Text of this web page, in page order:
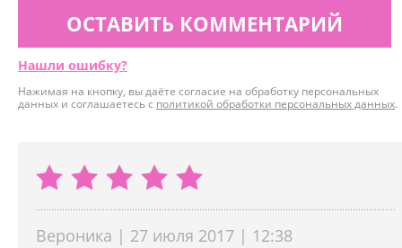
ОСТАВИТЬ КОММЕНТАРИЙ
Нашли ошибку?
Нажимая на кнопку, вы даёте согласие на обработку персональных
данных и соглашаетесь с политикой обработки персональных данных.
Вероника | 27 июля 2017 | 12:38